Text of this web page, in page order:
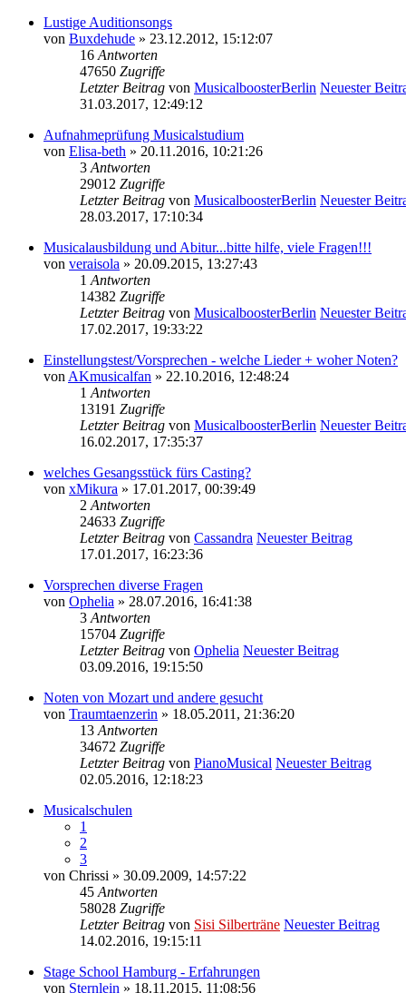
Lustige Auditionsongs
von Buxdehude » 23.12.2012, 15:12:07
16 Antworten
47650 Zugriffe
Letzter Beitrag von MusicalboosterBerlin Neuester
31.03.2017, 12:49:12
Aufnahmeprüfung Musicalstudium
von Elisa-beth » 20.11.2016, 10:21:26
3 Antworten
29012 Zugriffe
Letzter Beitrag von MusicalboosterBerlin Neuester
28.03.2017, 17:10:34
Musicalausbildung und Abitur...bitte hilfe, viele Fragen!!!
von veraisola » 20.09.2015, 13:27:43
1 Antworten
14382 Zugriffe
Letzter Beitrag von MusicalboosterBerlin Neuester
17.02.2017, 19:33:22
Einstellungstest/Vorsprechen - welche Lieder + woher Noten?
von AKmusicalfan » 22.10.2016, 12:48:24
1 Antworten
13191 Zugriffe
Letzter Beitrag von MusicalboosterBerlin Neuester
16.02.2017, 17:35:37
welches Gesangsstück fürs Casting?
von xMikura » 17.01.2017, 00:39:49
2 Antworten
24633 Zugriffe
Letzter Beitrag von Cassandra Neuester Beitrag
17.01.2017, 16:23:36
Vorsprechen diverse Fragen
von Ophelia » 28.07.2016, 16:41:38
3 Antworten
15704 Zugriffe
Letzter Beitrag von Ophelia Neuester Beitrag
03.09.2016, 19:15:50
Noten von Mozart und andere gesucht
von Traumtaenzerin » 18.05.2011, 21:36:20
13 Antworten
34672 Zugriffe
Letzter Beitrag von PianoMusical Neuester Beitrag
02.05.2016, 12:18:23
Musicalschulen
1
2
3
von Chrissi » 30.09.2009, 14:57:22
45 Antworten
58028 Zugriffe
Letzter Beitrag von Sisi Silberträne Neuester Beitrag
14.02.2016, 19:15:11
Stage School Hamburg - Erfahrungen
von Sternlein » 18.11.2015, 11:08:56